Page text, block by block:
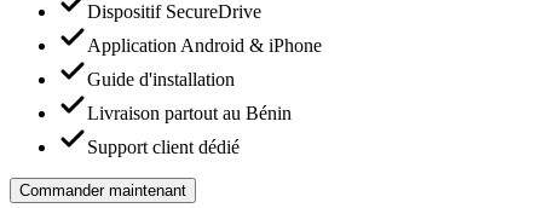
Dispositif SecureDrive
Application Android & iPhone
Guide d'installation
Livraison partout au Bénin
Support client dédié
Commander maintenant